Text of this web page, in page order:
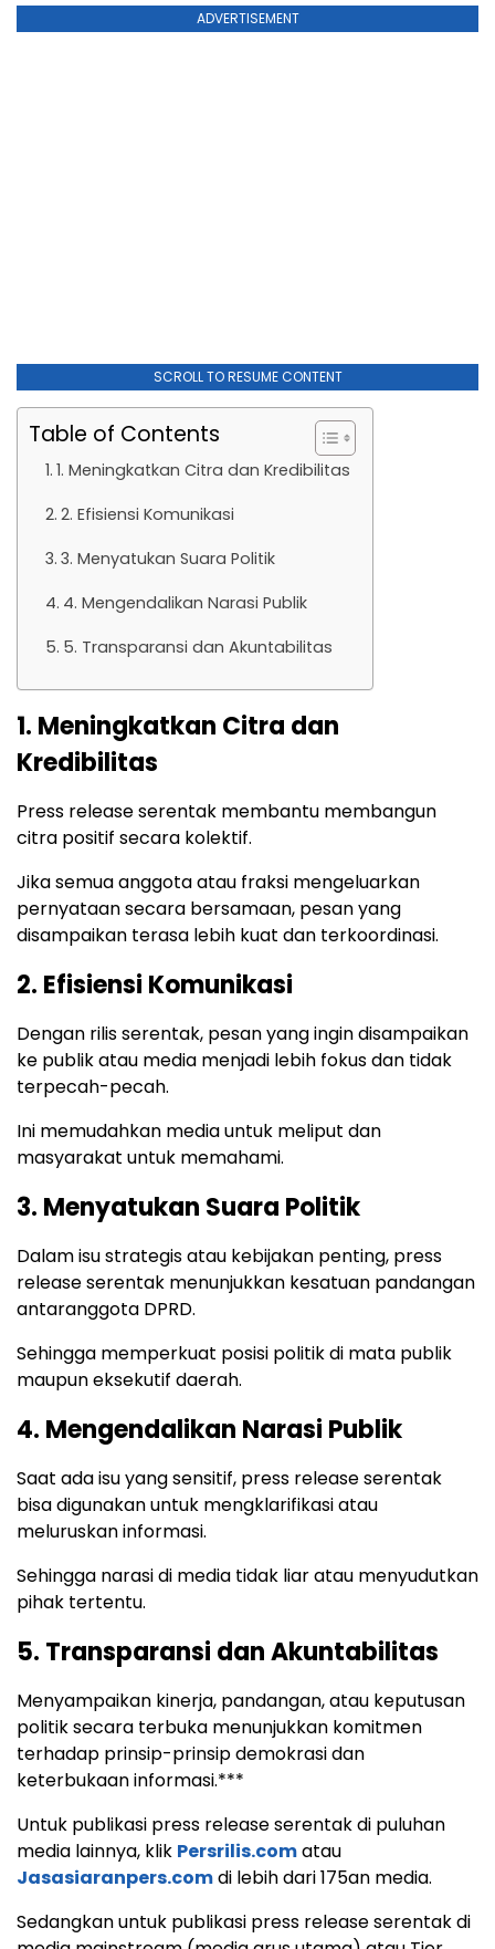
ADVERTISEMENT
SCROLL TO RESUME CONTENT
Table of Contents
1. Meningkatkan Citra dan Kredibilitas
2. Efisiensi Komunikasi
3. Menyatukan Suara Politik
4. Mengendalikan Narasi Publik
5. Transparansi dan Akuntabilitas
1. Meningkatkan Citra dan
Kredibilitas
Press release serentak membantu membangun
citra positif secara kolektif.
Jika semua anggota atau fraksi mengeluarkan
pernyataan secara bersamaan, pesan yang
disampaikan terasa lebih kuat dan terkoordinasi.
2. Efisiensi Komunikasi
Dengan rilis serentak, pesan yang ingin disampaikan
ke publik atau media menjadi lebih fokus dan tidak
terpecah-pecah.
Ini memudahkan media untuk meliput dan
masyarakat untuk memahami.
3. Menyatukan Suara Politik
Dalam isu strategis atau kebijakan penting, press
release serentak menunjukkan kesatuan pandangan
antaranggota DPRD.
Sehingga memperkuat posisi politik di mata publik
maupun eksekutif daerah.
4. Mengendalikan Narasi Publik
Saat ada isu yang sensitif, press release serentak
bisa digunakan untuk mengklarifikasi atau
meluruskan informasi.
Sehingga narasi di media tidak liar atau menyudutkan
pihak tertentu.
5. Transparansi dan Akuntabilitas
Menyampaikan kinerja, pandangan, atau keputusan
politik secara terbuka menunjukkan komitmen
terhadap prinsip-prinsip demokrasi dan
keterbukaan informasi.***
Untuk publikasi press release serentak di puluhan
media lainnya, klik Persrilis.comatau
Jasasiaranpers.comdi lebih dari 175an media.
Sedangkan untuk publikasi press release serentak di